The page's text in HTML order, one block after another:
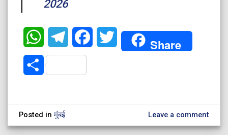
2026
WhatsAppTelegramFacebookTwitter Share
Share
Posted inमुंबई Leave a comment